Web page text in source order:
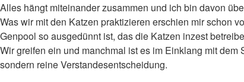
Alles hängt miteinander zusammen und ich bin davon
Was wir mit den Katzen praktizieren erschien mir schon
Genpool so ausgedünnt ist, das die Katzen inzest
Wir greifen ein und manchmal ist es im Einklang mit
sondern reine Verstandesentscheidung.